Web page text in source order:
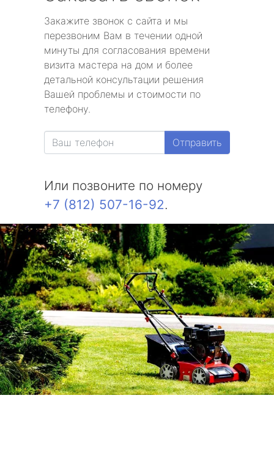
Закажите звонок с сайта и мы
перезвоним Вам в течении одной
минуты для согласования времени
визита мастера на дом и более
детальной консультации решения
Вашей проблемы и стоимости по
телефону.
Отправить
Или позвоните по номеру
+7 (812) 507-16-92.